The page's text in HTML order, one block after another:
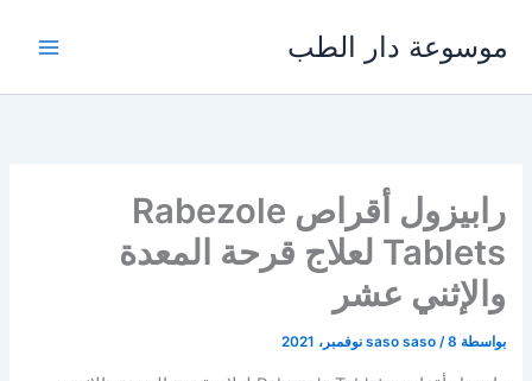
المحتوى
موسوعة دار الطب
رابيزول أقراص Rabezole
Tablets لعلاج قرحة المعدة
والإثني عشر
بواسطة saso saso /8 نوفمبر، 2021